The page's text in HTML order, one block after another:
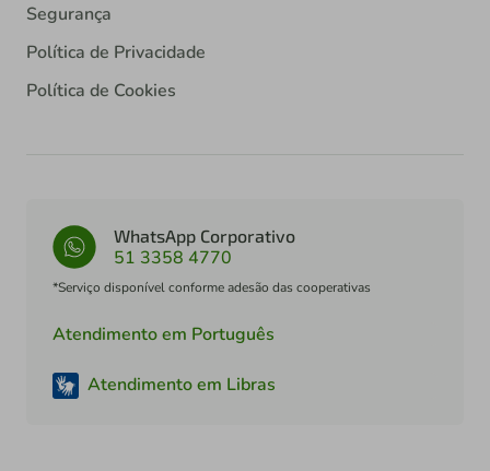
Segurança
Política de Privacidade
Política de Cookies
WhatsApp Corporativo
51 3358 4770
*Serviço disponível conforme adesão das cooperativas
Atendimento em Português
Atendimento em Libras